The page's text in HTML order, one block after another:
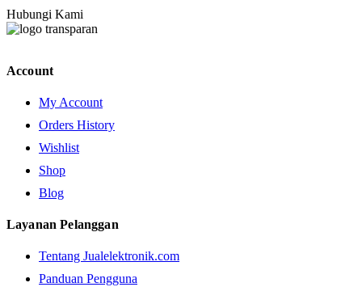
Hubungi Kami
Account
My Account
Orders History
Wishlist
Shop
Blog
Layanan Pelanggan
Tentang Jualelektronik.com
Panduan Pengguna